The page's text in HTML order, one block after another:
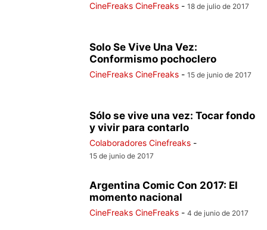
CineFreaks CineFreaks - 18 de julio de 2017
Solo Se Vive Una Vez:
Conformismo pochoclero
CineFreaks CineFreaks - 15 de junio de 2017
Sólo se vive una vez: Tocar fondo
y vivir para contarlo
Colaboradores Cinefreaks -
15 de junio de 2017
Argentina Comic Con 2017: El
momento nacional
CineFreaks CineFreaks - 4 de junio de 2017